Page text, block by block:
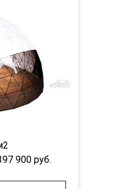
900 руб.